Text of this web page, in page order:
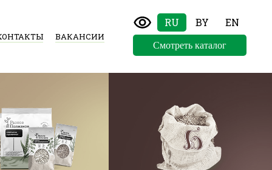
ВАКАНСИИ
RU BY EN
Смотреть каталог